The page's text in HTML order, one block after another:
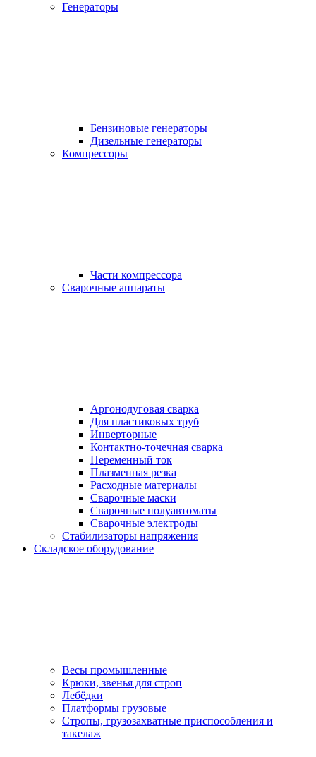
Генераторы
Бензиновые генераторы
Дизельные генераторы
Компрессоры
Части компрессора
Сварочные аппараты
Аргонодуговая сварка
Для пластиковых труб
Инверторные
Контактно-точечная сварка
Переменный ток
Плазменная резка
Расходные материалы
Сварочные маски
Сварочные полуавтоматы
Сварочные электроды
Стабилизаторы напряжения
Складское оборудование
Весы промышленные
Крюки, звенья для строп
Лебёдки
Платформы грузовые
Стропы, грузозахватные приспособления и
такелаж